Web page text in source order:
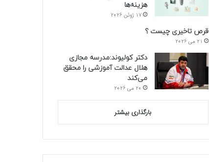
هزینه‌ها
17 ژوئن 2026
قرص تاخیری چیست ؟
21 می 2026
دکتر کولیوند:مدرسه مجازی
هلال عدالت آموزشی را محقق
می‌کند
20 می 2026
بارگذاری بیشتر